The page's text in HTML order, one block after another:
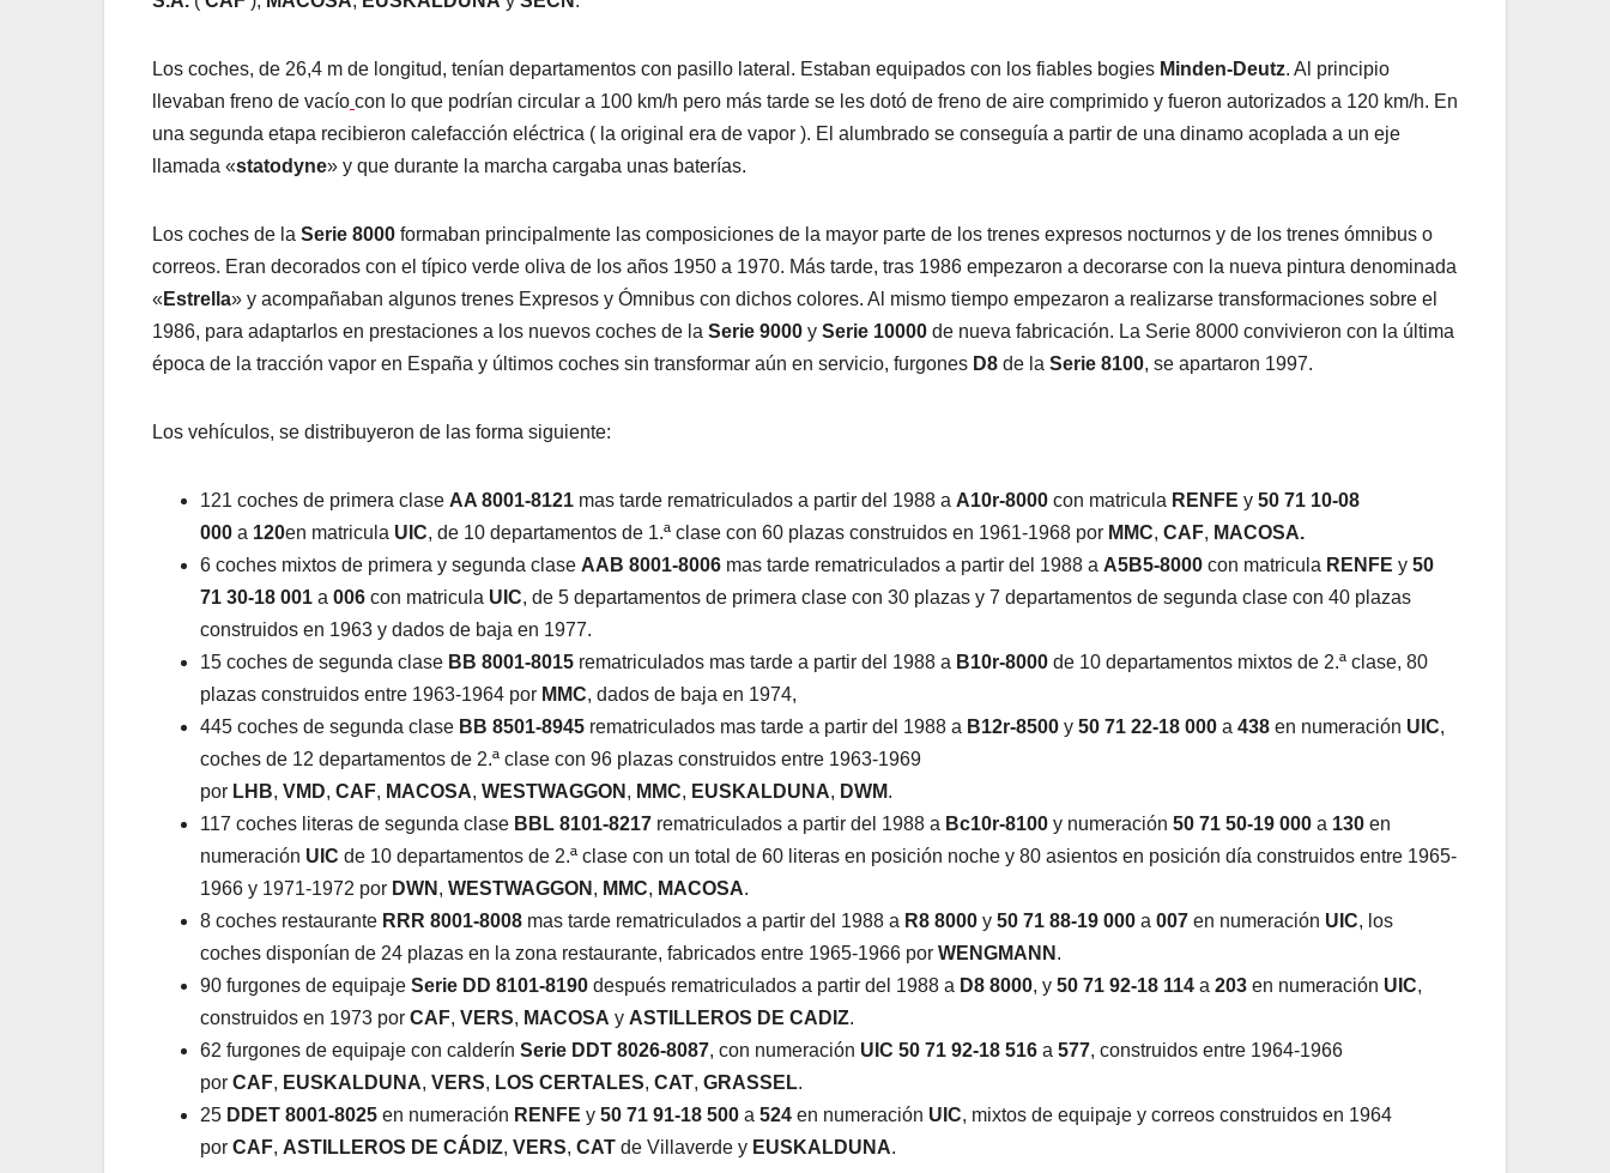
Los coches, de 26,4 m de longitud, tenían departamentos con pasillo lateral. Estaban equipados con los fiables bogies Minden-Deutz. Al principio
llevaban freno de vacío con lo que podrían circular a 100 km/h pero más tarde se les dotó de freno de aire comprimido y fueron autorizados a 120 km/h. En
una segunda etapa recibieron calefacción eléctrica ( la original era de vapor ). El alumbrado se conseguía a partir de una dinamo acoplada a un eje
llamada «statodyne» y que durante la marcha cargaba unas baterías.
Los coches de la Serie 8000 formaban principalmente las composiciones de la mayor parte de los trenes expresos nocturnos y de los trenes ómnibus o
correos. Eran decorados con el típico verde oliva de los años 1950 a 1970. Más tarde, tras 1986 empezaron a decorarse con la nueva pintura denominada
« Estrella» y acompañaban algunos trenes Expresos y Ómnibus con dichos colores. Al mismo tiempo empezaron a realizarse transformaciones sobre el
1986, para adaptarlos en prestaciones a los nuevos coches de la Serie 9000 y Serie 10000 de nueva fabricación. La Serie 8000 convivieron con la última
época de la tracción vapor en España y últimos coches sin transformar aún en servicio, furgones D8 de la Serie 8100, se apartaron 1997.
Los vehículos, se distribuyeron de las forma siguiente:
121 coches de primera clase AA 8001-8121 mas tarde rematriculados a partir del 1988 a A10r-8000 con matricula RENFE y 50 71 10-08
000 a 120en matricula UIC, de 10 departamentos de 1.ª clase con 60 plazas construidos en 1961-1968 por MMC, CAF, MACOSA.
6 coches mixtos de primera y segunda clase AAB 8001-8006 mas tarde rematriculados a partir del 1988 a A5B5-8000 con matricula RENFE y 50
71 30-18 001 a 006 con matricula UIC, de 5 departamentos de primera clase con 30 plazas y 7 departamentos de segunda clase con 40 plazas
construidos en 1963 y dados de baja en 1977.
15 coches de segunda clase BB 8001-8015 rematriculados mas tarde a partir del 1988 a B10r-8000 de 10 departamentos mixtos de 2.ª clase, 80
plazas construidos entre 1963-1964 por MMC, dados de baja en 1974,
445 coches de segunda clase BB 8501-8945 rematriculados mas tarde a partir del 1988 a B12r-8500 y 50 71 22-18 000 a 438 en numeración UIC,
coches de 12 departamentos de 2.ª clase con 96 plazas construidos entre 1963-1969
por LHB, VMD, CAF, MACOSA, WESTWAGGON , MMC, EUSKALDUNA, DWM.
117 coches literas de segunda clase BBL 8101-8217 rematriculados a partir del 1988 a Bc10r-8100 y numeración 50 71 50-19 000 a 130 en
numeración UIC de 10 departamentos de 2.ª clase con un total de 60 literas en posición noche y 80 asientos en posición día construidos entre 1965-
1966 y 1971-1972 por DWN , WESTWAGGON , MMC, MACOSA.
8 coches restaurante RRR 8001-8008 mas tarde rematriculados a partir del 1988 a R8 8000 y 50 71 88-19 000 a 007 en numeración UIC, los
coches disponían de 24 plazas en la zona restaurante, fabricados entre 1965-1966 por WENGMANN .
90 furgones de equipaje Serie DD 8101-8190 después rematriculados a partir del 1988 a D8 8000, y 50 71 92-18 114 a 203 en numeración UIC,
construidos en 1973 por CAF, VERS, MACOSA y ASTILLEROS DE CADIZ.
62 furgones de equipaje con calderín Serie DDT 8026-8087, con numeración UIC 50 71 92-18 516 a 577, construidos entre 1964-1966
por CAF, EUSKALDUNA, VERS, LOS CERTALES, CAT, GRASSEL.
25 DDET 8001-8025 en numeración RENFE y 50 71 91-18 500 a 524 en numeración UIC, mixtos de equipaje y correos construidos en 1964
por CAF, ASTILLEROS DE CÁDIZ, VERS, CAT de Villaverde y EUSKALDUNA.